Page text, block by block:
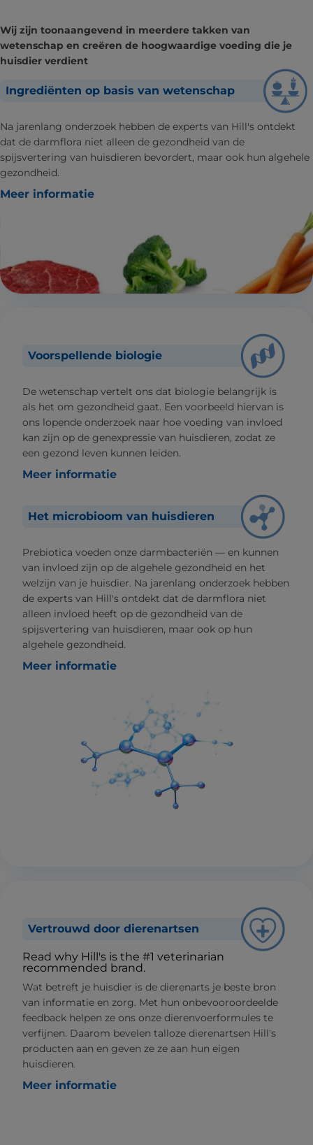
Wij zijn toonaangevend in meerdere takken van
wetenschap en creëren de hoogwaardige voeding die je
huisdier verdient
Ingrediënten op basis van wetenschap
Na jarenlang onderzoek hebben de experts van Hill's ontdekt
dat de darmflora niet alleen de gezondheid van de
spijsvertering van huisdieren bevordert, maar ook hun algehele
gezondheid.
Meer informatie
Voorspellende biologie
De wetenschap vertelt ons dat biologie belangrijk is
als het om gezondheid gaat. Een voorbeeld hiervan is
ons lopende onderzoek naar hoe voeding van invloed
kan zijn op de genexpressie van huisdieren, zodat ze
een gezond leven kunnen leiden.
Meer informatie
Het microbioom van huisdieren
Prebiotica voeden onze darmbacteriën — en kunnen
van invloed zijn op de algehele gezondheid en het
welzijn van je huisdier. Na jarenlang onderzoek hebben
de experts van Hill's ontdekt dat de darmflora niet
alleen invloed heeft op de gezondheid van de
spijsvertering van huisdieren, maar ook op hun
algehele gezondheid.
Meer informatie
Vertrouwd door dierenartsen
Read why Hill's is the #1 veterinarian
recommended brand.
Wat betreft je huisdier is de dierenarts je beste bron
van informatie en zorg. Met hun onbevooroordeelde
feedback helpen ze ons onze dierenvoerformules te
verfijnen. Daarom bevelen talloze dierenartsen Hill's
producten aan en geven ze ze aan hun eigen
huisdieren.
Meer informatie